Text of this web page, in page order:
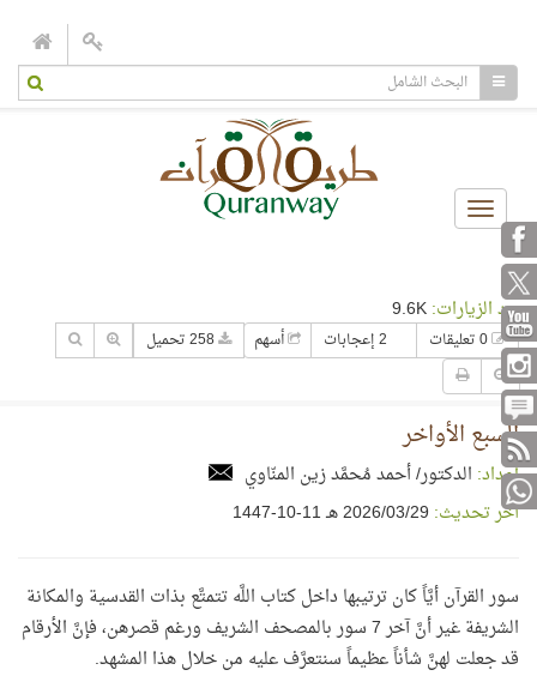
Toggle
navigation
عدد الزيارات:
2 إعجابات أسهم
السبع الأواخر
إعداد: الدكتور/ أحمد مُحمَّد زين المنّاوي
آخر تحديث: 29‏/03‏/2026 هـ 11-10-1447
سور القرآن أيَّاً كان ترتيبها داخل كتاب اللَّه تتمتَّع بذات القدسية والمكانة
الشريفة غير أنَّ آخر 7 سور بالمصحف الشريف ورغم قصرهن، فإنَّ الأرقام
قد جعلت لهنَّ شأناً عظيماً سنتعرَّف عليه من خلال هذا المشهد.